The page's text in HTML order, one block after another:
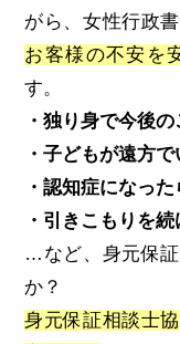
がら、女性行政
お客様の不安を
す。
・独り身で今後
・子どもが遠方
・認知症になっ
・引きこもりを
…など、身元保
か？
身元保証相談士